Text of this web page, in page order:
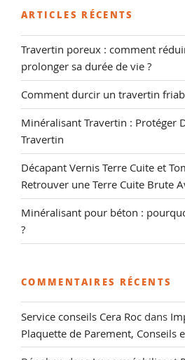
ARTICLES RÉCENTS
Travertin poreux : comment
prolonger sa durée de vie ?
Comment durcir un travertin
Minéralisant Travertin : Protéger
Travertin
Décapant Vernis Terre Cuite et
Retrouver une Terre Cuite Brute
Minéralisant pour béton :
?
COMMENTAIRES RÉCENTS
Service conseils Cera Roc dans
Plaquette de Parement, Conseils